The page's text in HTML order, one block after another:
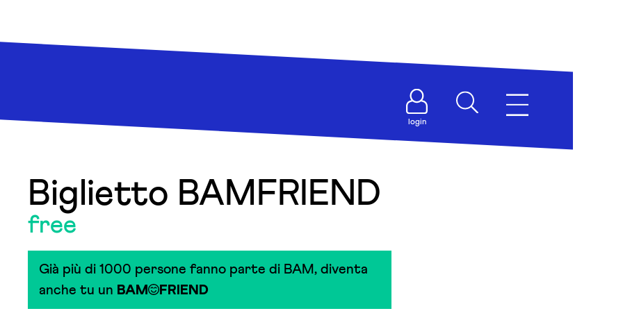
login
Biglietto BAMFRIEND
free
Già più di 1000 persone fanno parte di BAM, diventa
anche tu un BAM FRIEND